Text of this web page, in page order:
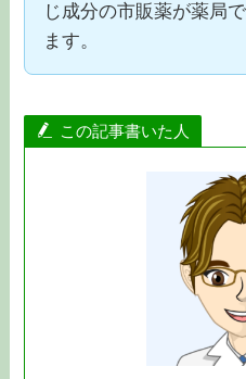
じ成分の市販薬が薬局
ます。
この記事書いた人